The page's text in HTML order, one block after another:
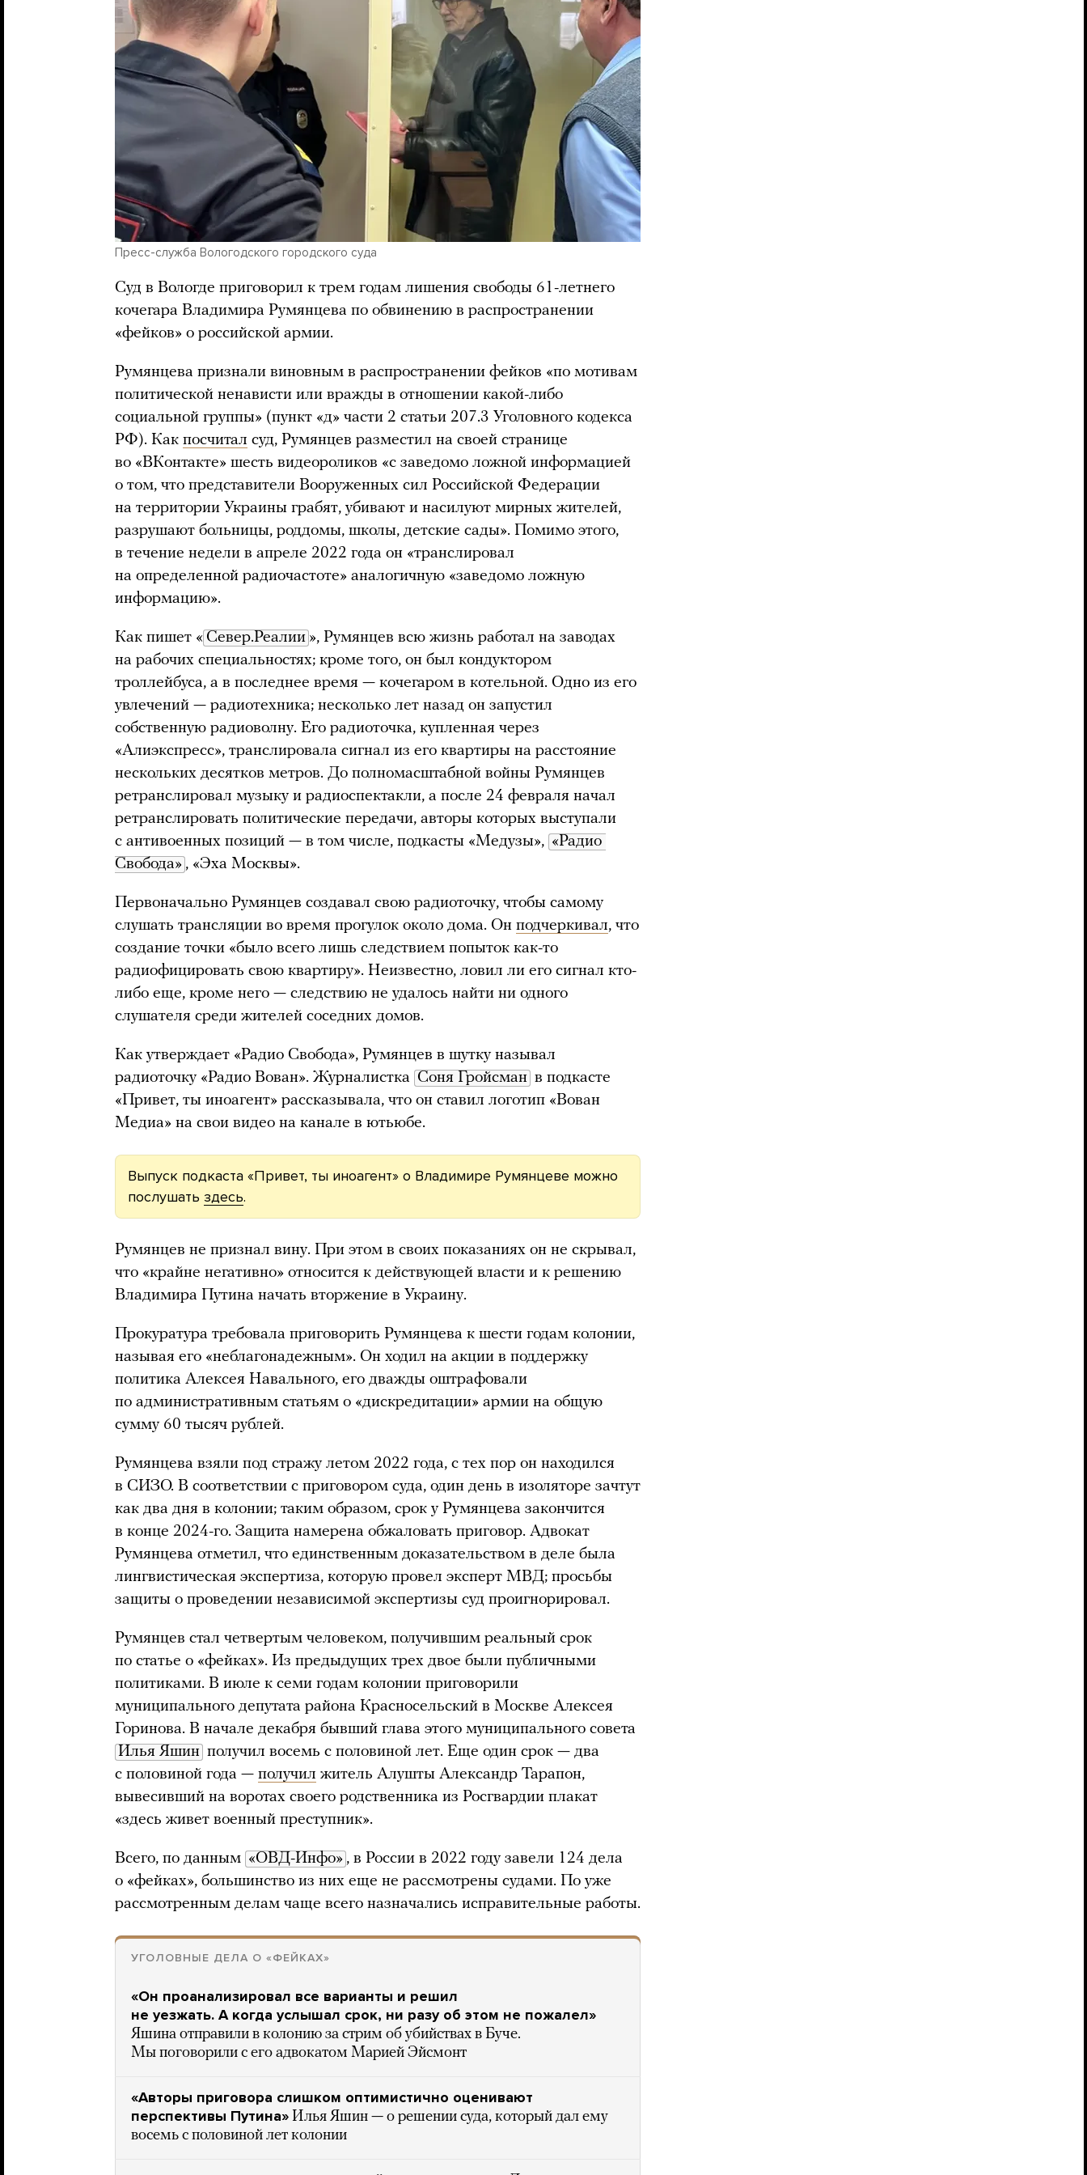
Пресс-служба Вологодского городского суда
Суд в Вологде приговорил к трем годам лишения свободы 61-летнего
кочегара Владимира Румянцева по обвинению в распространении
«фейков» о российской армии.
Румянцева признали виновным в распространении фейков «по мотивам
политической ненависти или вражды в отношении какой-либо
социальной группы» (пункт «д» части 2 статьи 207.3 Уголовного кодекса
РФ). Как посчитал суд, Румянцев разместил на своей странице
во «ВКонтакте» шесть видеороликов «с заведомо ложной информацией
о том, что представители Вооруженных сил Российской Федерации
на территории Украины грабят, убивают и насилуют мирных жителей,
разрушают больницы, роддомы, школы, детские сады». Помимо этого,
в течение недели в апреле 2022 года он «транслировал
на определенной радиочастоте» аналогичную «заведомо ложную
информацию».
Как пишет « Север.Реалии », Румянцев всю жизнь работал на заводах
на рабочих специальностях; кроме того, он был кондуктором
троллейбуса, а в последнее время — кочегаром в котельной. Одно из его
увлечений — радиотехника; несколько лет назад он запустил
собственную радиоволну. Его радиоточка, купленная через
«Алиэкспресс», транслировала сигнал из его квартиры на расстояние
нескольких десятков метров. До полномасштабной войны Румянцев
ретранслировал музыку и радиоспектакли, а после 24 февраля начал
ретранслировать политические передачи, авторы которых выступали
с антивоенных позиций — в том числе, подкасты «Медузы», «Радио
Свобода» , «Эха Москвы».
Первоначально Румянцев создавал свою радиоточку, чтобы самому
слушать трансляции во время прогулок около дома. Он подчеркивал, что
создание точки «было всего лишь следствием попыток как-то
радиофицировать свою квартиру». Неизвестно, ловил ли его сигнал кто-
либо еще, кроме него — следствию не удалось найти ни одного
слушателя среди жителей соседних домов.
Как утверждает «Радио Свобода», Румянцев в шутку называл
радиоточку «Радио Вован». Журналистка Соня Гройсман в подкасте
«Привет, ты иноагент» рассказывала, что он ставил логотип «Вован
Медиа» на свои видео на канале в ютьюбе.
Выпуск подкаста «Привет, ты иноагент» о Владимире Румянцеве можно
послушать здесь.
Румянцев не признал вину. При этом в своих показаниях он не скрывал,
что «крайне негативно» относится к действующей власти и к решению
Владимира Путина начать вторжение в Украину.
Прокуратура требовала приговорить Румянцева к шести годам колонии,
называя его «неблагонадежным». Он ходил на акции в поддержку
политика Алексея Навального, его дважды оштрафовали
по административным статьям о «дискредитации» армии на общую
сумму 60 тысяч рублей.
Румянцева взяли под стражу летом 2022 года, с тех пор он находился
в СИЗО. В соответствии с приговором суда, один день в изоляторе зачтут
как два дня в колонии; таким образом, срок у Румянцева закончится
в конце 2024-го. Защита намерена обжаловать приговор. Адвокат
Румянцева отметил, что единственным доказательством в деле была
лингвистическая экспертиза, которую провел эксперт МВД; просьбы
защиты о проведении независимой экспертизы суд проигнорировал.
Румянцев стал четвертым человеком, получившим реальный срок
по статье о «фейках». Из предыдущих трех двое были публичными
политиками. В июле к семи годам колонии приговорили
муниципального депутата района Красносельский в Москве Алексея
Горинова. В начале декабря бывший глава этого муниципального совета
Илья Яшин получил восемь с половиной лет. Еще один срок — два
с половиной года — получил житель Алушты Александр Тарапон,
вывесивший на воротах своего родственника из Росгвардии плакат
«здесь живет военный преступник».
Всего, по данным «ОВД-Инфо» , в России в 2022 году завели 124 дела
о «фейках», большинство из них еще не рассмотрены судами. По уже
рассмотренным делам чаще всего назначались исправительные работы.
УГОЛОВНЫЕ ДЕЛА О «ФЕЙКАХ»
«Он проанализировал все варианты и решил
не уезжать. А когда услышал срок, ни разу об этом не пожалел»
Яшина отправили в колонию за стрим об убийствах в Буче.
Мы поговорили с его адвокатом Марией Эйсмонт
«Авторы приговора слишком оптимистично оценивают
перспективы Путина» Илья Яшин — о решении суда, который дал ему
восемь с половиной лет колонии